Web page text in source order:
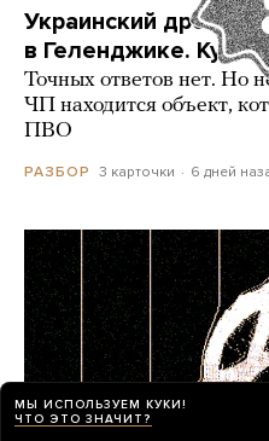
Украинский дрон
в Геленджике. Куда
Точных ответов нет. Но
ЧП находится объект,
ПВО
РАЗБОР 3 карточки 6 дней
МЫ ИСПОЛЬЗУЕМ КУКИ!
ЧТО ЭТО ЗНАЧИТ?